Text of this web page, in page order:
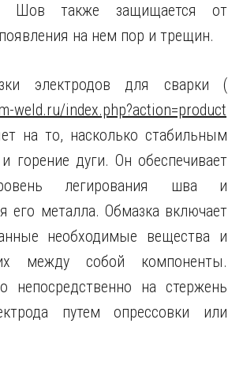
Шов также защищается от
на нем пор и трещин.
электродов для сварки (
weld.ru/index.php?action=product
на то, насколько стабильным
горение дуги. Он обеспечивает
легирования шва и
его металла. Обмазка включает
необходимые вещества и
между собой компоненты.
непосредственно на стержень
путем опрессовки или